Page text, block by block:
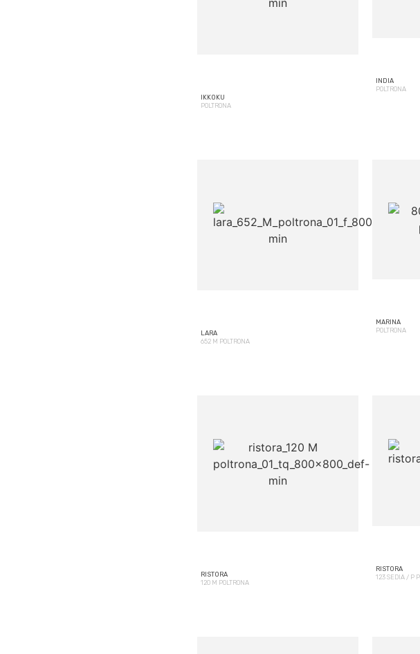
IKKOKU
POLTRONA
INDIA
POLTRONA
LARA
652 M POLTRONA
MARINA
POLTRONA
RISTORA
120 M POLTRONA
RISTORA
123 SEDIA / P